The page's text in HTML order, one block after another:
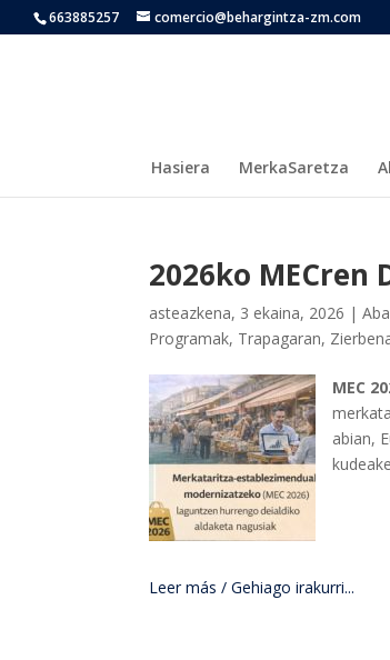
663885257 comercio@behargintza-zm.com
Hasiera MerkaSaretza
2026ko MECren
asteazkena, 3 ekaina, 2026 |
Programak, Trapagaran,
MEC
abian,
Leer más / Gehiago irakurri...